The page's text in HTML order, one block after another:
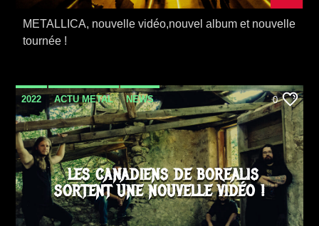
METALLICA, nouvelle vidéo,nouvel album et nouvelle
tournée !
2022 ACTU METAL NEWS
VIDEO STORIES
0
LES CANADIENS DE BOREALIS
SORTENT UNE NOUVELLE VIDÉO !